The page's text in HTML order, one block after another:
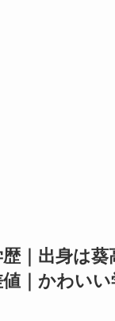
｜出身は葵
｜かわい